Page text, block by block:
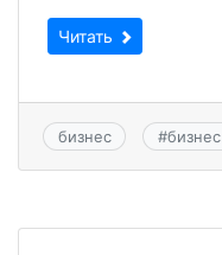
Читать
бизнес #бизнес